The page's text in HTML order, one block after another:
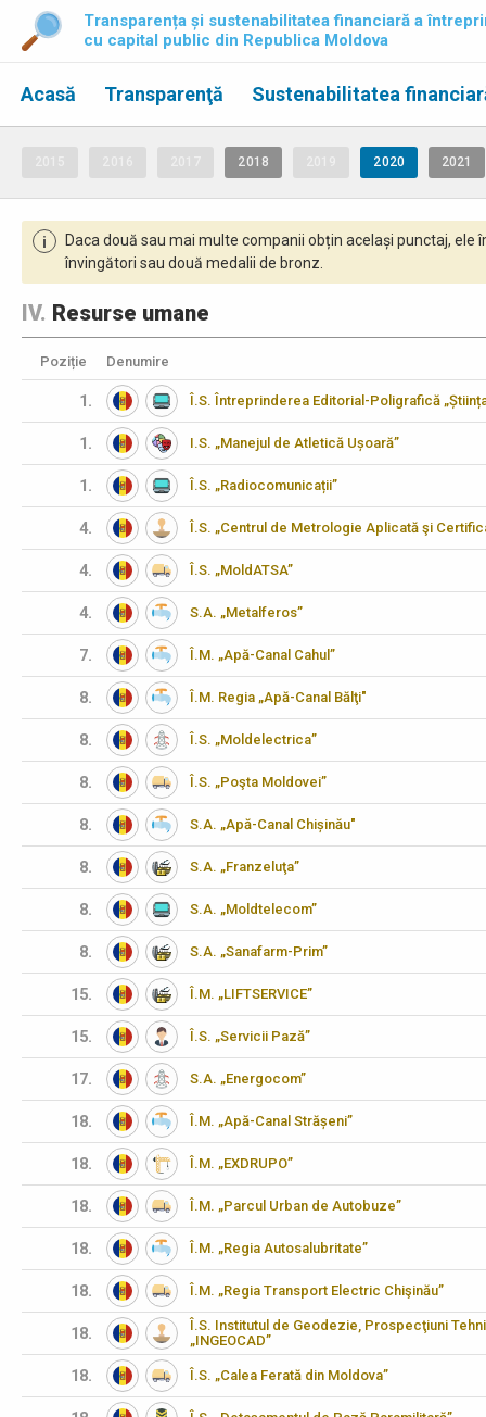
Transparența și sustenabilitatea financiară a
cu capital public din Republica Moldova
Acasă Transparenţă Sustenabilitatea
2018 2020 2021
i
Daca două sau mai multe companii obțin același punctaj,
învingători sau două medalii de bronz.
IV. Resurse umane
Poziție Denumire
1. Î.S. Întreprinderea Editorial-Poligrafică
1. I.S. „Manejul de Atletică Ușoară”
1. Î.S. „Radiocomunicații”
4. Î.S. „Centrul de Metrologie Aplicată şi
4. Î.S. „MoldATSA”
4. S.A. „Metalferos”
7. Î.M. „Apă-Canal Cahul”
8. Î.M. Regia „Apă-Canal Bălţi"
8. Î.S. „Moldelectrica”
8. Î.S. „Poşta Moldovei”
8. S.A. „Apă-Canal Chișinău"
8. S.A. „Franzeluţa”
8. S.A. „Moldtelecom”
8. S.A. „Sanafarm-Prim”
15. Î.M. „LIFTSERVICE”
15. Î.S. „Servicii Pază”
17. S.A. „Energocom”
18. Î.M. „Apă-Canal Strășeni”
18. Î.M. „EXDRUPO”
18. Î.M. „Parcul Urban de Autobuze”
18. Î.M. „Regia Autosalubritate”
18. Î.M. „Regia Transport Electric Chişinău”
18.
Î.S. Institutul de Geodezie, Prospecţiuni
„INGEOCAD”
18. Î.S. „Calea Ferată din Moldova”